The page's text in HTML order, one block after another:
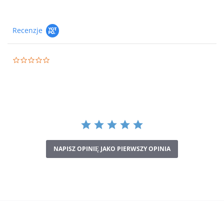
Recenzje
NAPISZ OPINIĘ JAKO PIERWSZY OPINIA